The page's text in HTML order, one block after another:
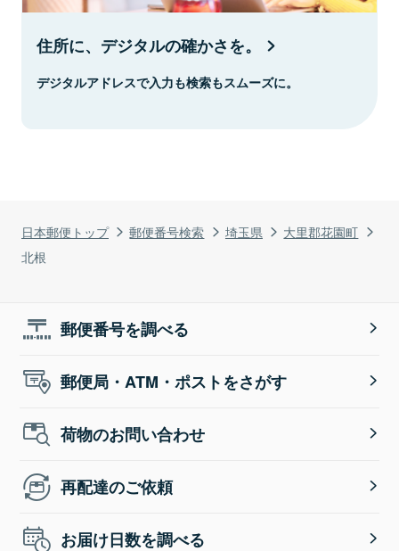
日本郵便トップ 郵便番号検索 埼玉県
大里郡花園町
北根
住所に、デジタルの確かさを。
デジタルアドレスで入力も検索もスムーズに。
郵便番号を調べる
郵便局・ATM・ポストをさがす
荷物のお問い合わせ
再配達のご依頼
お届け日数を調べる